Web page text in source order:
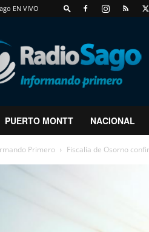
EN VIVO
PUERTO MONTT NACIONAL
Primero Fiscalía de Osorno